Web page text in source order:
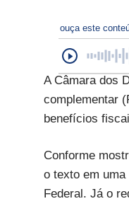
ouça este
A Câmara dos
complementar
benefícios
Conforme
o texto em
Federal. Já o